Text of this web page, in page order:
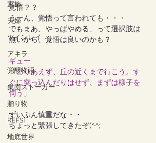
家族
夫婦
ツインレイ
アキラ
覚醒物語
集団ストーカー
贈り物
REFSI
地底世界
覚悟？？
うーん、覚悟って言われても・・・
でもまあ、やっぱやめる、って選択肢は
無いから、覚悟は良いのかも？
ギュー
「とりあえず、丘の近くまで行こう。す
ぐに突っ込んだりはせず、まずは様子を
伺う」
ずいぶん慎重だな・・
ちょっと緊張してきたぞ(^^;